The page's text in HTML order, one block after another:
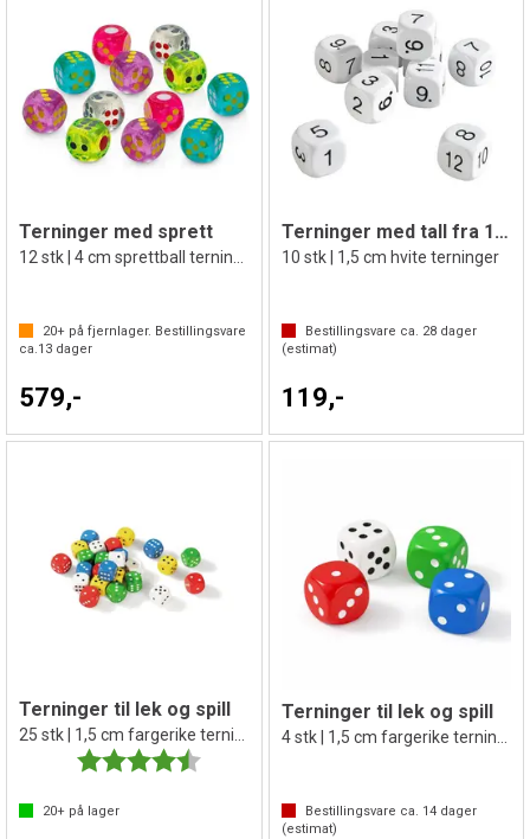
Terninger med sprett
12 stk | 4 cm sprettball terninger
20+ på fjernlager. Bestillingsvare
ca.13 dager
579,-
Terninger med tall fra 1 til 12
10 stk | 1,5 cm hvite terninger
Bestillingsvare ca. 28dager
(estimat)
119,-
Terninger til lek og spill
25 stk | 1,5 cm fargerike terninger
Karakter:
4.7 av 5 mulige
20+ på lager
Terninger til lek og spill
Bestillingsvare ca. 14dager
(estimat)